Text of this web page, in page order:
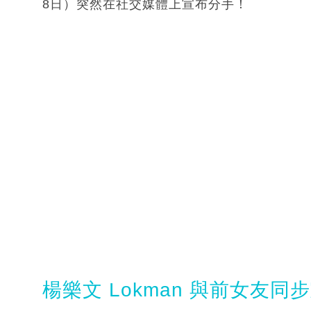
8日）突然在社交媒體上宣布分手！
楊樂文 Lokman 與前女友同